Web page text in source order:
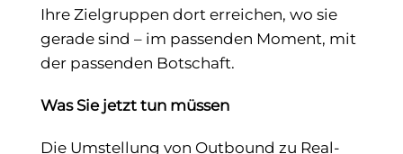
Ihre Zielgruppen dort erreichen, wo sie
gerade sind – im passenden Moment, mit
der passenden Botschaft.
Was Sie jetzt tun müssen
Die Umstellung von Outbound zu Real-